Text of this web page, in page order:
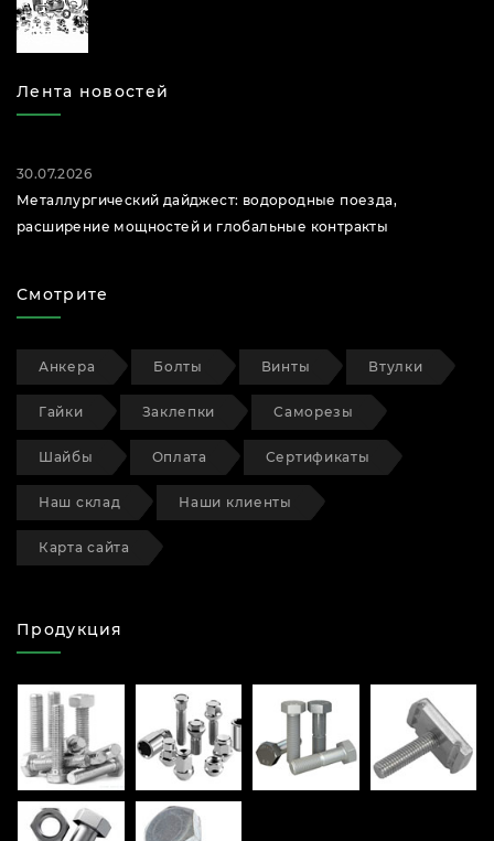
Лента новостей
30.07.2026
Металлургический дайджест: водородные поезда,
расширение мощностей и глобальные контракты
Смотрите
Анкера Болты Винты Втулки
Гайки Заклепки Саморезы
Шайбы Оплата Сертификаты
Наш склад Наши клиенты
Карта сайта
Продукция